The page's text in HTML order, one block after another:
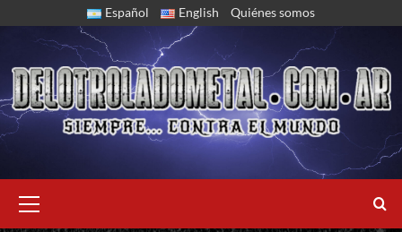
Español English Quiénes somos
Menu